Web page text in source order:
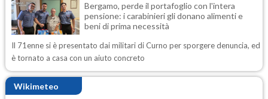
Bergamo, perde il portafoglio con l'intera
pensione: i carabinieri gli donano alimenti e
beni di prima necessità
Il 71enne si è presentato dai militari di Curno per sporgere denuncia, ed
è tornato a casa con un aiuto concreto
Wikimeteo